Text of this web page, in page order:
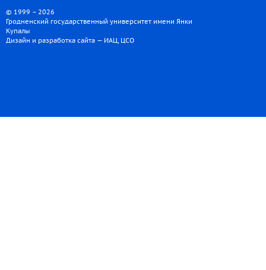
© 1999 – 2026
Гродненский государственный университет имени Янки
Купалы
Дизайн и разработка сайта — ИАЦ, ЦСО